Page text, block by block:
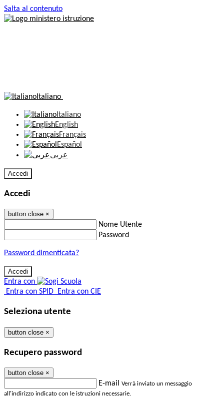
Salta al contenuto
Italiano
Italiano
English
Français
Español
عربى
Accedi
Accedi
button close ×
Nome Utente
Password
Password dimenticata?
Entra con
Entra con SPID Entra con CIE
Seleziona utente
button close ×
Recupero password
button close ×
E-mail Verrà inviato un messaggio
all'indirizzo indicato con le istruzioni necessarie.